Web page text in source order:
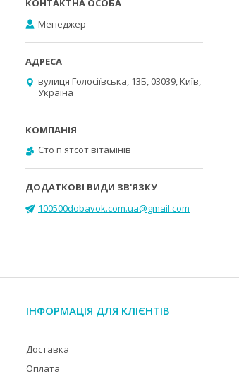
Менеджер
вулиця Голосіївська, 13Б, 03039, Київ,
Україна
Cто п'ятсот вітамінів
100500dobavok.com.ua@gmail.com
ІНФОРМАЦІЯ ДЛЯ КЛІЄНТІВ
Доставка
Оплата